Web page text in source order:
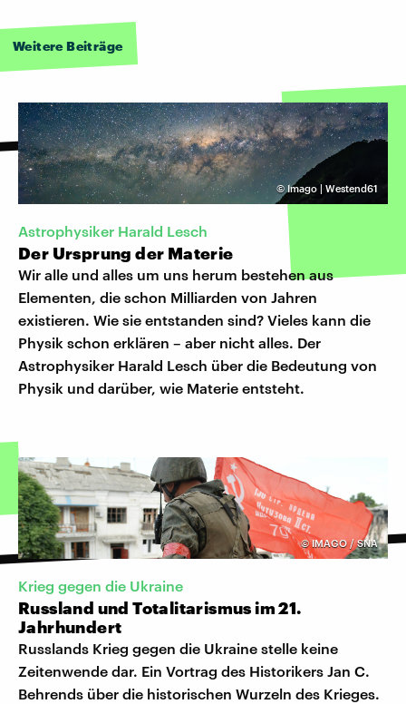
Weitere Beiträge
© Imago | Westend61
Astrophysiker Harald Lesch
Der Ursprung der Materie
Wir alle und alles um uns herum bestehen aus
Elementen, die schon Milliarden von Jahren
existieren. Wie sie entstanden sind? Vieles kann die
Physik schon erklären – aber nicht alles. Der
Astrophysiker Harald Lesch über die Bedeutung von
Physik und darüber, wie Materie entsteht.
©IMAGO / SNA
Krieg gegen die Ukraine
Russland und Totalitarismus im 21.
Jahrhundert
Russlands Krieg gegen die Ukraine stelle keine
Zeitenwende dar. Ein Vortrag des Historikers Jan C.
Behrends über die historischen Wurzeln des Krieges.